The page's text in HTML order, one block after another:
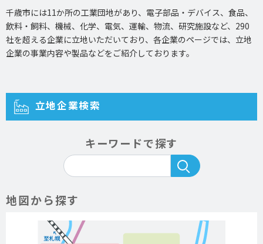
千歳市には11か所の工業団地があり、電子部品・デバイス、食品、
飲料・飼料、機械、化学、電気、運輸、物流、研究施設など、290
社を超える企業に立地いただいており、各企業のページでは、立地
企業の事業内容や製品などをご紹介しております。
立地企業検索
キーワードで探す
地図から探す